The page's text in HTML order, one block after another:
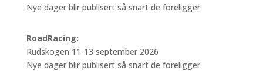
Nye dager blir publisert så snart de foreligger
RoadRacing:
Rudskogen 11-13 september 2026
Nye dager blir publisert så snart de foreligger